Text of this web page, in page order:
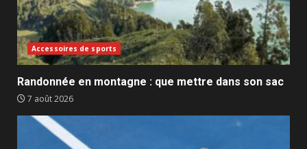
Accessoires de sports
Randonnée en montagne : que mettre dans son sac
7 août 2026